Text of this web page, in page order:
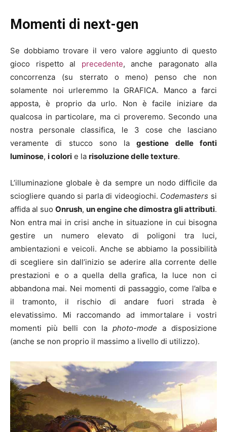
Momenti di next-gen
Se dobbiamo trovare il vero valore aggiunto di questo
gioco rispetto al precedente, anche paragonato alla
concorrenza (su sterrato o meno) penso che non
solamente noi urleremmo la GRAFICA. Manco a farci
apposta, è proprio da urlo. Non è facile iniziare da
qualcosa in particolare, ma ci proveremo. Secondo una
nostra personale classifica, le 3 cose che lasciano
veramente di stucco sono lagestione delle fonti
luminose, i colori e la risoluzione delle texture.
L’illuminazione globale è da sempre un nodo difficile da
sciogliere quando si parla di videogiochi. Codemasters si
affida al suo Onrush, un engine che dimostra gli attributi.
Non entra mai in crisi anche in situazione in cui bisogna
gestire un numero elevato di poligoni tra luci,
ambientazioni e veicoli. Anche se abbiamo la possibilità
di scegliere sin dall’inizio se aderire alla corrente delle
prestazioni e o a quella della grafica, la luce non ci
abbandona mai. Nei momenti di passaggio, come l’alba e
il tramonto, il rischio di andare fuori strada è
elevatissimo. Mi raccomando ad immortalare i vostri
momenti più belli con la photo-mode a disposizione
(anche se non proprio il massimo a livello di utilizzo).